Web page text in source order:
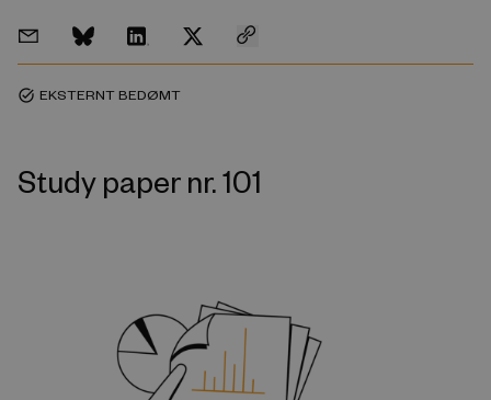
task_alt EKSTERNT BEDØMT
Study paper nr. 101